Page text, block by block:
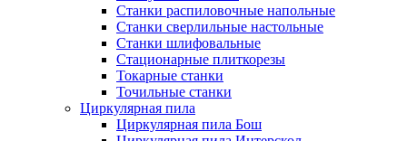
Станки распиловочные напольные
Станки сверлильные настольные
Станки шлифовальные
Стационарные плиткорезы
Токарные станки
Точильные станки
Циркулярная пила
Циркулярная пила Бош